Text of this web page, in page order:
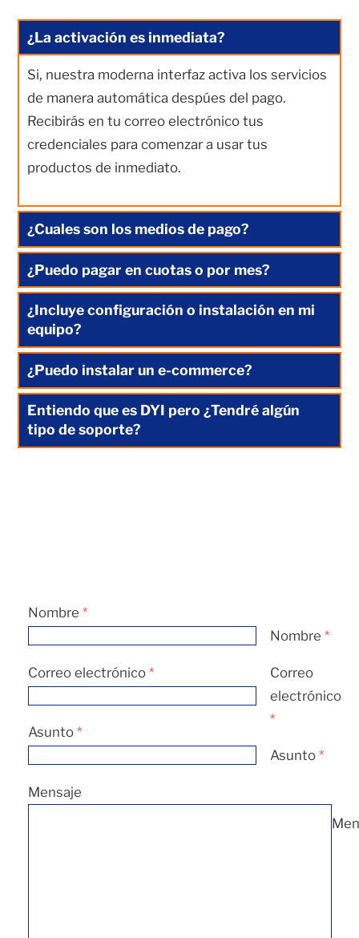
¿La activación es inmediata?
Si, nuestra moderna interfaz activa los servicios
de manera automática despúes del pago.
Recibirás en tu correo electrónico tus
credenciales para comenzar a usar tus
productos de inmediato.
¿Cuales son los medios de pago?
¿Puedo pagar en cuotas o por mes?
¿Incluye configuración o instalación en mi
equipo?
¿Puedo instalar un e-commerce?
Entiendo que es DYI pero ¿Tendré algún
tipo de soporte?
Nombre *
Nombre *
Correo electrónico *
Correo
electrónico
*
Asunto *
Asunto *
Mensaje